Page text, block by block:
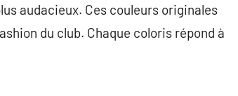
audacieux. Ces couleurs originales
du club. Chaque coloris répond à